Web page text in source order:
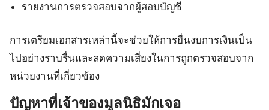
รายงานการตรวจสอบจากผู้สอบบัญชี
การเตรียมเอกสารเหล่านี้จะช่วยให้การยื่นงบการเงินเป็น
ไปอย่างราบรื่นและลดความเสี่ยงในการถูกตรวจสอบจาก
หน่วยงานที่เกี่ยวข้อง
ปัญหาที่เจ้าของมูลนิธิมักเจอ